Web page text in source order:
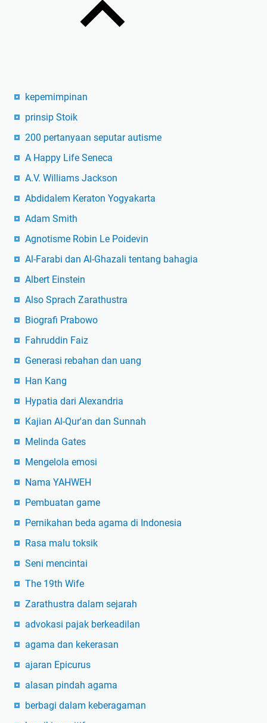
kepemimpinan
prinsip Stoik
200 pertanyaan seputar autisme
A Happy Life Seneca
A.V. Williams Jackson
Abdidalem Keraton Yogyakarta
Adam Smith
Agnotisme Robin Le Poidevin
Al-Farabi dan Al-Ghazali tentang bahagia
Albert Einstein
Also Sprach Zarathustra
Biografi Prabowo
Fahruddin Faiz
Generasi rebahan dan uang
Han Kang
Hypatia dari Alexandria
Kajian Al-Qur'an dan Sunnah
Melinda Gates
Mengelola emosi
Nama YAHWEH
Pembuatan game
Pernikahan beda agama di Indonesia
Rasa malu toksik
Seni mencintai
The 19th Wife
Zarathustra dalam sejarah
advokasi pajak berkeadilan
agama dan kekerasan
ajaran Epicurus
alasan pindah agama
berbagi dalam keberagaman